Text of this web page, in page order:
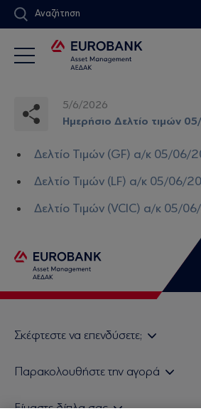
Αναζήτηση
5/6/2026
Ημερήσιο Δελτίο τιμών
Δελτίο Τιμών (GF) α/κ 05/06/
Δελτίο Τιμών (LF) α/κ 05/06/
Δελτίο Τιμών (VCIC) α/κ 05/
Σκέφτεστε να επενδύσετε;
Τιμολογιακή Πολιτική
Παρακολουθήστε την αγορά
Είμαστε δίπλα σας